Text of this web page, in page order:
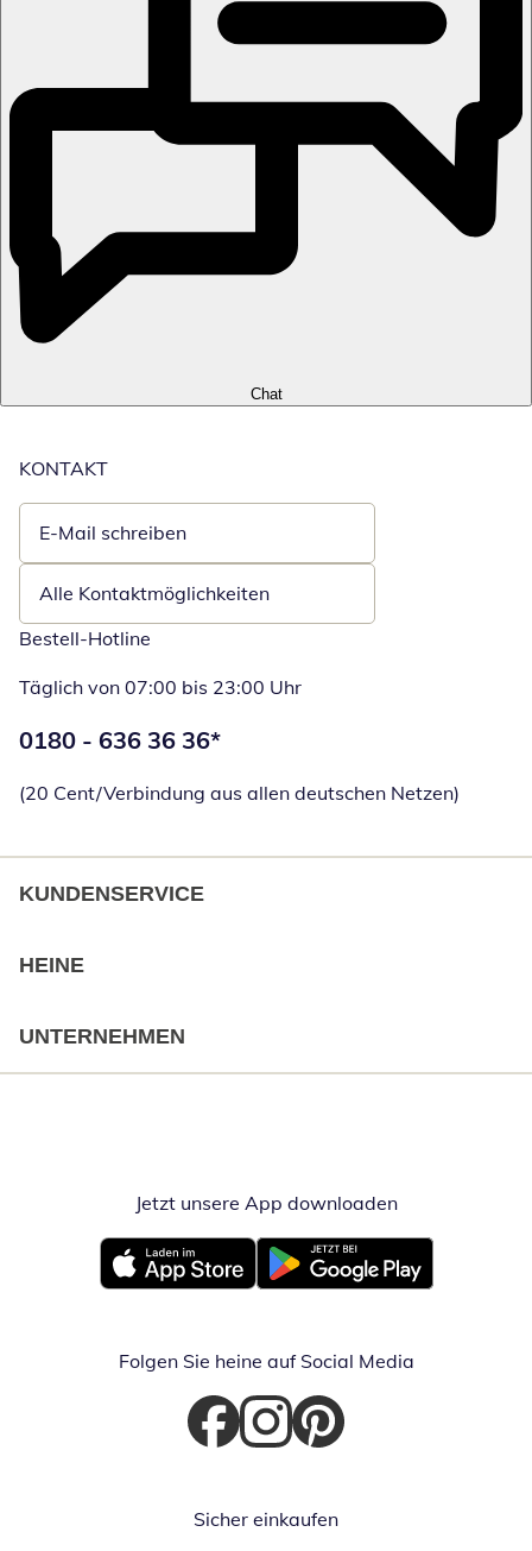
Chat
KONTAKT
E-Mail schreiben
Öffnet E-Mail-Client
Alle Kontaktmöglichkeiten
Bestell-Hotline
Täglich von 07:00 bis 23:00 Uhr
Telefonnummer:
0180 - 636 36 36*
(20 Cent/Verbindung aus allen deutschen Netzen)
KUNDENSERVICE
HEINE
UNTERNEHMEN
Jetzt unsere App downloadenÖffnet in
Öffnet in neuem FensterÖffnet in neuem Fenster
Folgen Sie heine auf Social Media
Öffnet in neuem Fenster
Öffnet in neuem Fenster
Öffnet in neuem Fenster
Sicher einkaufen